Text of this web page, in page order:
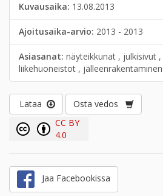
Kuvausaika: 13.08.2013
Ajoitusaika-arvio: 2013 - 2013
Asiasanat: näyteikkunat , julkisivut
liikehuoneistot ,
Lataa
Osta vedos
CC BY
4.0
Jaa Facebookissa